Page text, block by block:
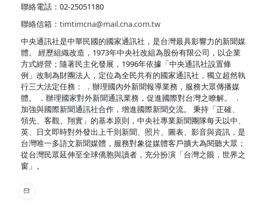
聯絡電話：02-25051180
聯絡信箱： timtimcna@mail.cna.com.tw
中央通訊社是中華民國的國家通訊社，是台灣最具影響力的新聞媒
體。 經歷組織改造，1973年中央社改組為股份有限公司，以企業
方式經營；隨著民主化發展，1996年依據「中央通訊社設置條
例」改制為財團法人，定位為全民共有的國家通訊社，獨立超然執
行三大法定任務： ．辦理國內外新聞報導業務，服務大眾傳播媒
體。 ．辦理國家對外新聞通訊業務，促進國際對台灣之瞭解。 ．
加強與國際新聞通訊社合作，增進國際新聞交流。 秉持「正確、
領先、客觀、翔實」的基本原則，中央社專業新聞團隊每天以中、
英、日文即時對外發出上千則新聞、照片、圖表、影音與資訊，是
台灣唯一多語文新聞媒體，服務對象從媒體客戶擴大為閱聽大眾；
從台灣民眾延伸至全球僑胞與讀者，充分扮演「台灣之眼，世界之
窗」。